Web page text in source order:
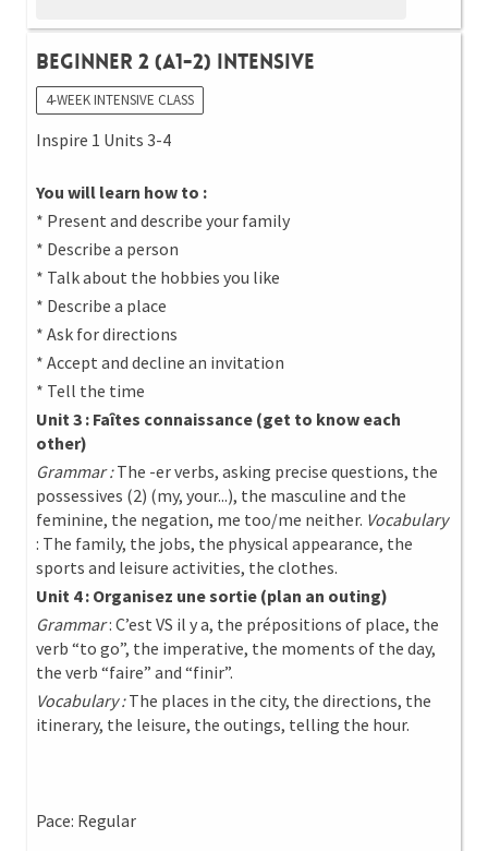
Beginner 2 (A1-2) Intensive
4-WEEK INTENSIVE CLASS
Inspire 1 Units 3-4
You will learn how to :
* Present and describe your family
* Describe a person
* Talk about the hobbies you like
* Describe a place
* Ask for directions
* Accept and decline an invitation
* Tell the time
Unit 3 : Faîtes connaissance (get to know each
other)
Grammar :The -er verbs, asking precise questions, the
possessives (2) (my, your...), the masculine and the
feminine, the negation, me too/me neither. Vocabulary
: The family, the jobs, the physical appearance, the
sports and leisure activities, the clothes.
Unit 4 : Organisez une sortie (plan an outing)
Grammar: C’est VS il y a, the prépositions of place, the
verb “to go”, the imperative, the moments of the day,
the verb “faire” and “finir”.
Vocabulary :The places in the city, the directions, the
itinerary, the leisure, the outings, telling the hour.
Pace: Regular